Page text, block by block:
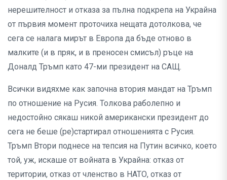
нерешителност и отказа за пълна подкрепа на Украйна
от първия момент проточиха нещата дотолкова, че
сега се налага мирът в Европа да бъде отново в
малките (и в пряк, и в преносен смисъл) ръце на
Доналд Тръмп като 47-ми президент на САЩ.
Всички видяхме как започна втория мандат на Тръмп
по отношение на Русия. Толкова раболепно и
недостойно сякаш никой американски президент до
сега не беше (ре)стартирал отношенията с Русия.
Тръмп Втори поднесе на тепсия на Путин всичко, което
той, уж, искаше от войната в Украйна: отказ от
територии, отказ от членство в НАТО, отказ от